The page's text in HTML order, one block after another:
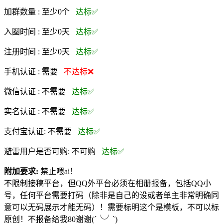
加群数量 : 至少0个 达标✅
入圈时间 : 至少0天 达标✅
注册时间 : 至少0天 达标✅
手机认证 : 需要 不达标❌
微信认证 : 不需要 达标✅
实名认证 : 不需要 达标✅
支付宝认证: 不需要 达标✅
避雷用户是否可购: 不可购 达标✅
附加要求: 禁止喂ai！
不限制接稿平台，但QQ外平台必须在相册报备，包括QQ小
号，任何平台需要打码（除非是自己的设或者单主非常明确同
意可以无码展示才能无码）！需要标明这个是模板，不可以标
原创！不报备给我80谢谢(´╰╯`)